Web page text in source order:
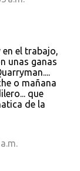
en el trabajo,
unas ganas
o mañana
que
de la